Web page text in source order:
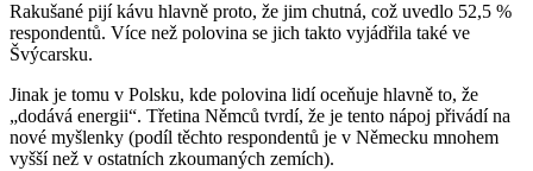
Rakušané pijí kávu hlavně proto, že jim chutná, což uvedlo 52,5 %
respondentů. Více než polovina se jich takto vyjádřila také ve
Švýcarsku.
Jinak je tomu v Polsku, kde polovina lidí oceňuje hlavně to, že
„dodává energii“. Třetina Němců tvrdí, že je tento nápoj přivádí na
nové myšlenky (podíl těchto respondentů je v Německu mnohem
vyšší než v ostatních zkoumaných zemích).